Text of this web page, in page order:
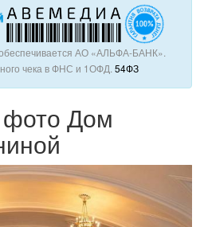
АО «АЛЬФА-БАНК».
чека в ФНС и 1ОФД. 54ФЗ
Дом